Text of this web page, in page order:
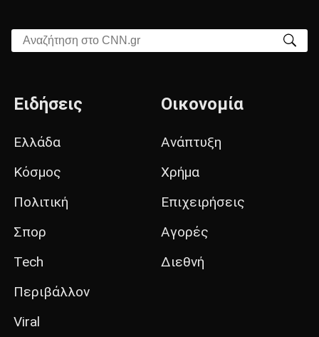
Αναζήτηση στο CNN.gr
Ειδήσεις
Ελλάδα
Κόσμος
Πολιτική
Σπορ
Tech
Περιβάλλον
Viral
Οικονομία
Ανάπτυξη
Χρήμα
Επιχειρήσεις
Αγορές
Διεθνή